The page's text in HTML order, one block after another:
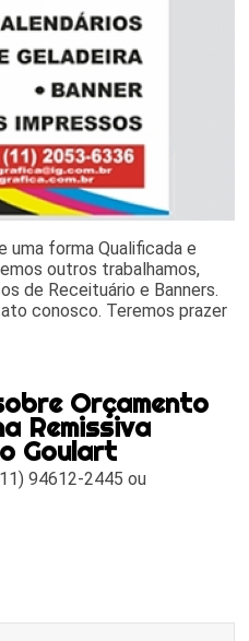
uma forma Qualificada e
outros trabalhamos,
de Receituário e Banners.
conosco. Teremos prazer
Orçamento
Remissiva
Goulart
94612-2445 ou